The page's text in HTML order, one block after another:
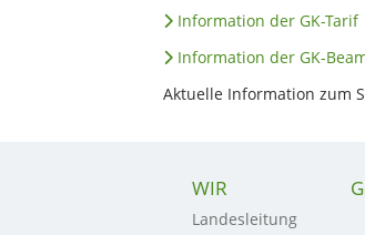
Information der GK-Tarif
Information der GK-
Aktuelle Information zum
WIR
Landesleitung